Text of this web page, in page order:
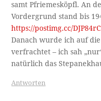
samt Pfriemesköpfl. An
Vordergrund stand bis
https://postimg.cc/
Danach wurde ich auf
verfrachtet – ich sah
natürlich das
Antworten